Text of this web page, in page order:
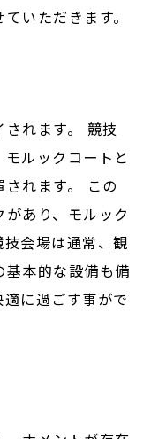
いただきます。
れます。 競技
ルックコートと
れます。 この
あり、モルック
会場は通常、観
本的な設備も備
に過ごす事がで